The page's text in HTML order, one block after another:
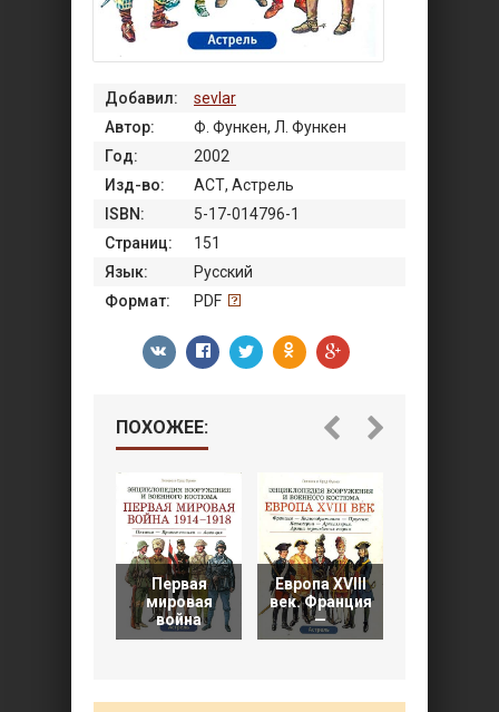
Добавил:
sevlar
Автор:
Ф. Функен, Л. Функен
Год:
2002
Изд-во:
АСТ, Астрель
ISBN:
5-17-014796-1
Страниц:
151
Язык:
Русский
Формат:
PDF
ПОХОЖЕЕ:
Первая
мировая
война
Европа XVIII
век. Франция
—